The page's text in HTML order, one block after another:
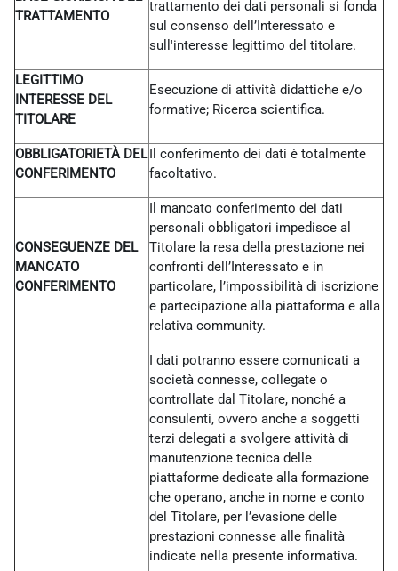
TRATTAMENTO
trattamento dei dati personali si fonda
sul consenso dell’Interessato e
sull'interesse legittimo del titolare.
LEGITTIMO
INTERESSE DEL
TITOLARE
Esecuzione di attività didattiche e/o
formative; Ricerca scientifica.
OBBLIGATORIETÀ DEL
CONFERIMENTO
Il conferimento dei dati è totalmente
facoltativo.
CONSEGUENZE DEL
MANCATO
CONFERIMENTO
Il mancato conferimento dei dati
personali obbligatori impedisce al
Titolare la resa della prestazione nei
confronti dell’Interessato e in
particolare, l’impossibilità di iscrizione
e partecipazione alla piattaforma e alla
relativa community.
I dati potranno essere comunicati a
società connesse, collegate o
controllate dal Titolare, nonché a
consulenti, ovvero anche a soggetti
terzi delegati a svolgere attività di
manutenzione tecnica delle
piattaforme dedicate alla formazione
che operano, anche in nome e conto
del Titolare, per l’evasione delle
prestazioni connesse alle finalità
indicate nella presente informativa.